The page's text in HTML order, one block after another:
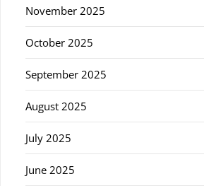
November 2025
October 2025
September 2025
August 2025
July 2025
June 2025